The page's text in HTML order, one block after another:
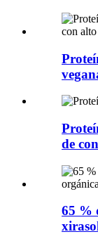
de
65 %